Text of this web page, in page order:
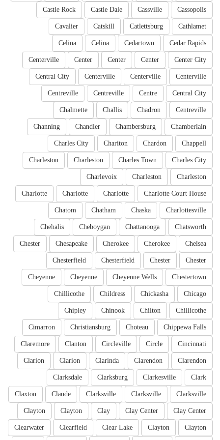
Cassopolis
Cassville
Castle Dale
Castle Rock
Cathlamet
Catlettsburg
Catskill
Cavalier
Cedar Rapids
Cedartown
Celina
Celina
Center City
Center
Center
Center
Centerville
Centerville
Centerville
Centerville
Central City
Central City
Centre
Centreville
Centreville
Centreville
Chadron
Challis
Chalmette
Chamberlain
Chambersburg
Chandler
Channing
Chappell
Chardon
Chariton
Charles City
Charles City
Charles Town
Charleston
Charleston
Charleston
Charleston
Charlevoix
Charlotte Court House
Charlotte
Charlotte
Charlotte
Charlottesville
Chaska
Chatham
Chatom
Chatsworth
Chattanooga
Cheboygan
Chehalis
Chelsea
Cherokee
Cherokee
Chesapeake
Chester
Chester
Chester
Chesterfield
Chesterfield
Chestertown
Cheyenne Wells
Cheyenne
Cheyenne
Chicago
Chickasha
Childress
Chillicothe
Chillicothe
Chilton
Chinook
Chipley
Chippewa Falls
Choteau
Christiansburg
Cimarron
Cincinnati
Circle
Circleville
Clanton
Claremore
Clarendon
Clarendon
Clarinda
Clarion
Clarion
Clark
Clarkesville
Clarksburg
Clarksdale
Clarksville
Clarksville
Clarksville
Claude
Claxton
Clay Center
Clay Center
Clay
Clayton
Clayton
Clayton
Clayton
Clear Lake
Clearfield
Clearwater